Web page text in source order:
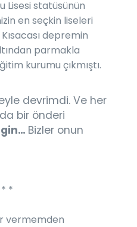
Lisesi statüsünün
en seçkin liseleri
depremin
parmakla
kurumu çıkmıştı.
devrimdi. Ve her
bir önderi
Bizler onun
*
vermemden